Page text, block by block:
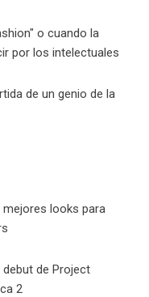
o cuando la
por los intelectuales
de un genio de la
looks para
debut de Project
2